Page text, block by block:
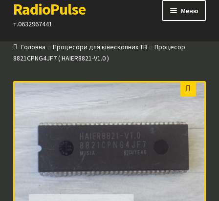
Перейти
до
Перейти
до
RadioPulse
т.0632967441
Меню
Каталог
Контакти
Посилання
Головна Процесори для кінескопних ТВ
Процесор
8821CPNG4JF7 ( HAIER8821-V1.0 )